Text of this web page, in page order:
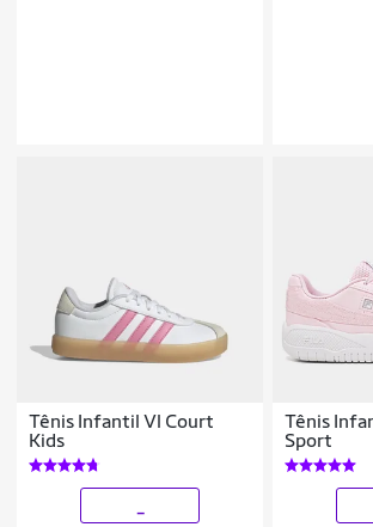
Tênis Infantil Vl Court
Kids
Tênis
Sport